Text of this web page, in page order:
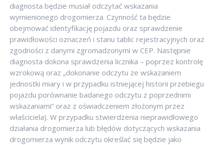
diagnosta będzie musiał odczytać wskazania
wymienionego drogomierza. Czynność ta będzie
obejmować identyfikację pojazdu oraz sprawdzenie
prawidłowości oznaczeń i stanu tablic rejestracyjnych oraz
zgodności z danymi zgromadzonymi w CEP. Następnie
diagnosta dokona sprawdzenia licznika – poprzez kontrolę
wzrokową oraz „dokonanie odczytu ze wskazaniem
jednostki miary i w przypadku istniejącej historii przebiegu
pojazdu porównanie badanego odczytu z poprzednimi
wskazaniami” oraz z oświadczeniem złożonym przez
właściciela). W przypadku stwierdzenia nieprawidłowego
działania drogomierza lub błędów dotyczących wskazania
drogomierza wynik odczytu określać się będzie jako